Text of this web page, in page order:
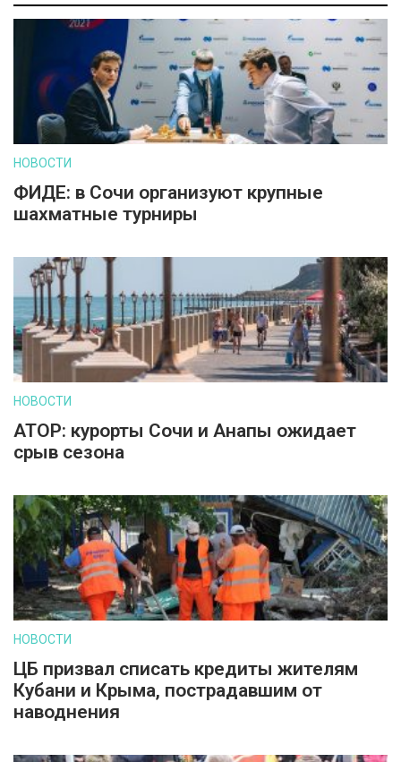
НОВОСТИ
ФИДЕ: в Сочи организуют крупные
шахматные турниры
НОВОСТИ
АТОР: курорты Сочи и Анапы ожидает
срыв сезона
НОВОСТИ
ЦБ призвал списать кредиты жителям
Кубани и Крыма, пострадавшим от
наводнения